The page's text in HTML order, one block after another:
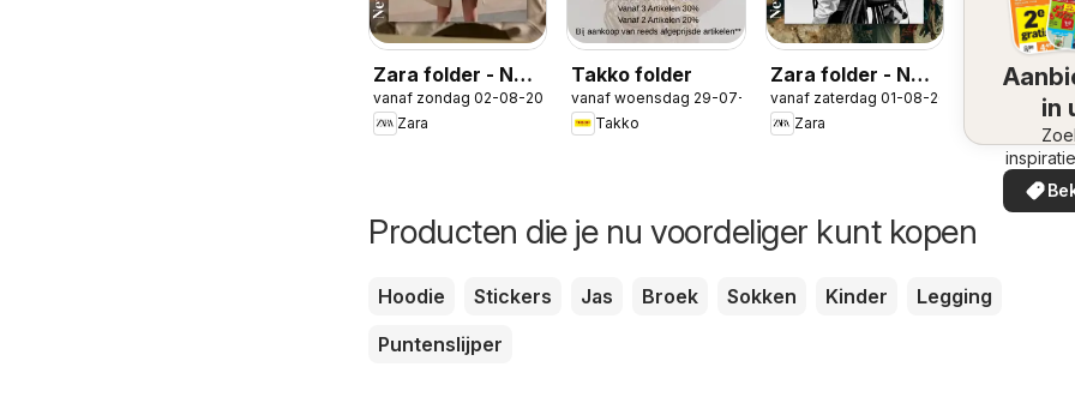
Zara folder - New
in Girls
vanaf zondag 02-08-2026
Zara
Takko folder
vanaf woensdag 29-07-2026
Takko
Zara folder - New
in Men
vanaf zaterdag 01-08-2026
Zara
in
de
in uw
Producten die je nu voordeliger kunt kopen
Hoodie Stickers Jas Broek Sokken Kinder
Legging
Puntenslijper